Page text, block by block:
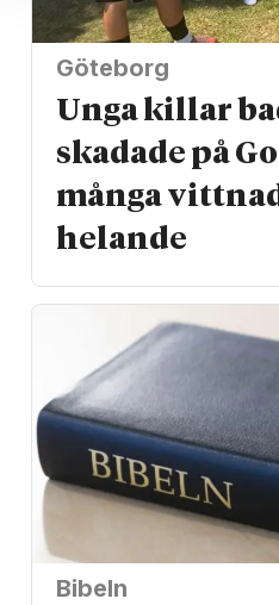
Göteborg
Unga killar
skadade på
många
helande
Bibeln